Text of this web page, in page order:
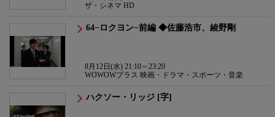
ザ・シネマ HD
64−ロクヨン−前編 ◆佐藤浩市、綾野剛
8月12日(水) 21:10～23:20
WOWOWプラス 映画・ドラマ・スポーツ・音楽
ハクソー・リッジ [字]